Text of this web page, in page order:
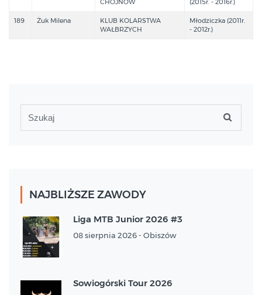
CHOJNÓW
(2015r. - 2016r.)
189 Żuk Milena
KLUB KOLARSTWA
WAŁBRZYCH
Młodziczka (2011r.
- 2012r.)
NAJBLIŻSZE ZAWODY
Liga MTB Junior 2026 #3
08 sierpnia 2026 - Obiszów
Sowiogórski Tour 2026